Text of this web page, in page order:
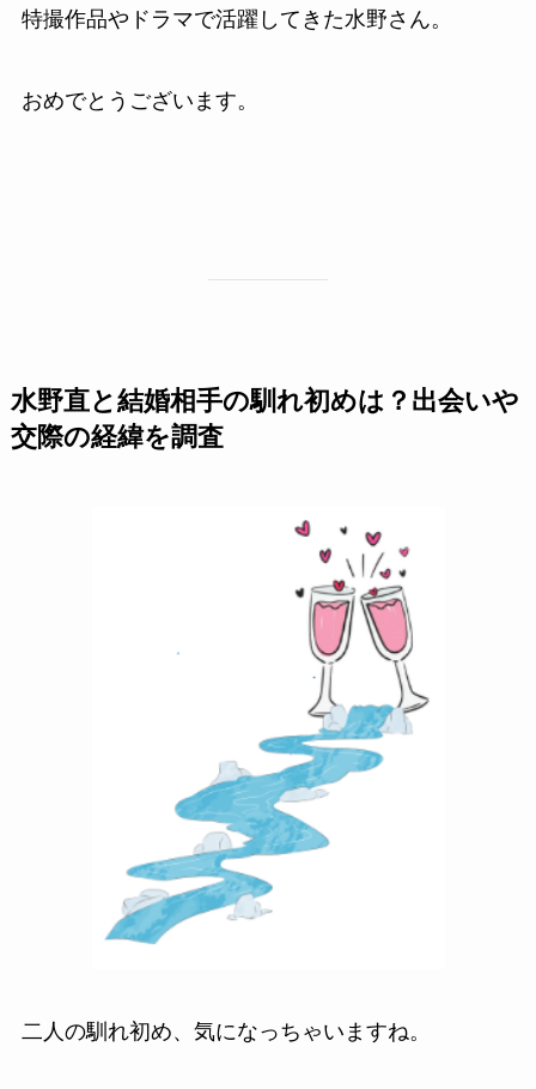
特撮作品やドラマで活躍してきた水野さん。
おめでとうございます。
水野直と結婚相手の馴れ初めは？出会いや
交際の経緯を調査
二人の馴れ初め、気になっちゃいますね。